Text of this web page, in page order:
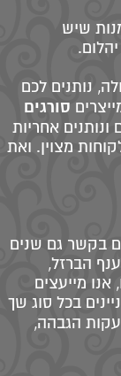
שיש
נותנים לכם
סורגים
אחריות
מצוין. ואת
בקשר גם שנים
הברזל,
מייעצים
בכל סוג שך
הגבהה,